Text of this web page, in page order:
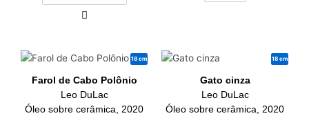
18 cm
Farol de Cabo Polônio
Leo DuLac
Óleo sobre cerâmica, 2020
18 cm
Gato cinza
Leo DuLac
Óleo sobre cerâmica, 2020